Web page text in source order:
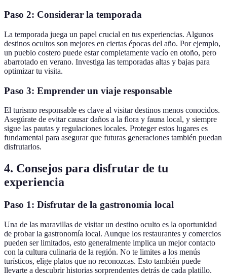
Paso 2: Considerar la temporada
La temporada juega un papel crucial en tus experiencias. Algunos
destinos ocultos son mejores en ciertas épocas del año. Por ejemplo,
un pueblo costero puede estar completamente vacío en otoño, pero
abarrotado en verano. Investiga las temporadas altas y bajas para
optimizar tu visita.
Paso 3: Emprender un viaje responsable
El turismo responsable es clave al visitar destinos menos conocidos.
Asegúrate de evitar causar daños a la flora y fauna local, y siempre
sigue las pautas y regulaciones locales. Proteger estos lugares es
fundamental para asegurar que futuras generaciones también puedan
disfrutarlos.
4. Consejos para disfrutar de tu
experiencia
Paso 1: Disfrutar de la gastronomía local
Una de las maravillas de visitar un destino oculto es la oportunidad
de probar la gastronomía local. Aunque los restaurantes y comercios
pueden ser limitados, esto generalmente implica un mejor contacto
con la cultura culinaria de la región. No te limites a los menús
turísticos, elige platos que no reconozcas. Esto también puede
llevarte a descubrir historias sorprendentes detrás de cada platillo.